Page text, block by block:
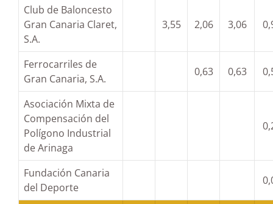
Club de Baloncesto
Gran Canaria Claret,
S.A.
3,55 2,06 3,06
Ferrocarriles de
Gran Canaria, S.A.
0,63 0,63
Asociación Mixta de
Compensación del
Polígono Industrial
de Arinaga
Fundación Canaria
del Deporte